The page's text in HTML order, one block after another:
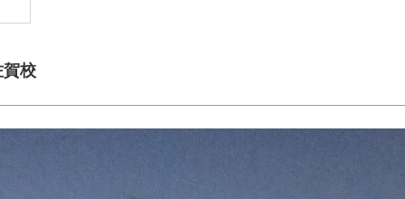
校